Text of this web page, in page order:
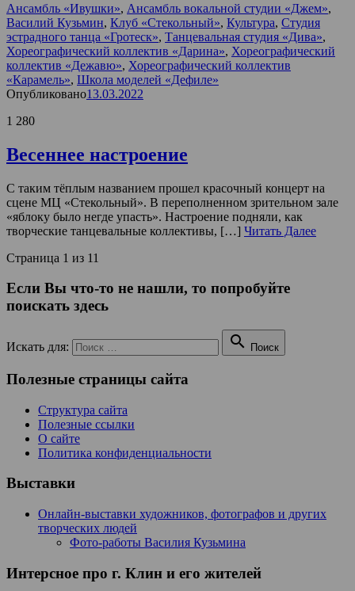
Ансамбль «Ивушки», Ансамбль вокальной студии «Джем»,
Василий Кузьмин, Клуб «Стекольный», Культура, Студия
эстрадного танца «Гротеск», Танцевальная студия «Дива»,
Хореографический коллектив «Дарина», Хореографический
коллектив «Дежавю», Хореографический коллектив
«Карамель», Школа моделей «Дефиле»
Опубликовано13.03.2022
1 280
Весеннее настроение
С таким тёплым названием прошел красочный концерт на
сцене МЦ «Стекольный». В переполненном зрительном зале
«яблоку было негде упасть». Настроение подняли, как
творческие танцевальные коллективы, […] Читать Далее
Страница 1 из 11
Если Вы что-то не нашли, то попробуйте
поискать здесь
Искать для:  Поиск
Полезные страницы сайта
Структура сайта
Полезные ссылки
О сайте
Политика конфиденциальности
Выставки
Онлайн-выставки художников, фотографов и других
творческих людей
Фото-работы Василия Кузьмина
Интерсное про г. Клин и его жителей